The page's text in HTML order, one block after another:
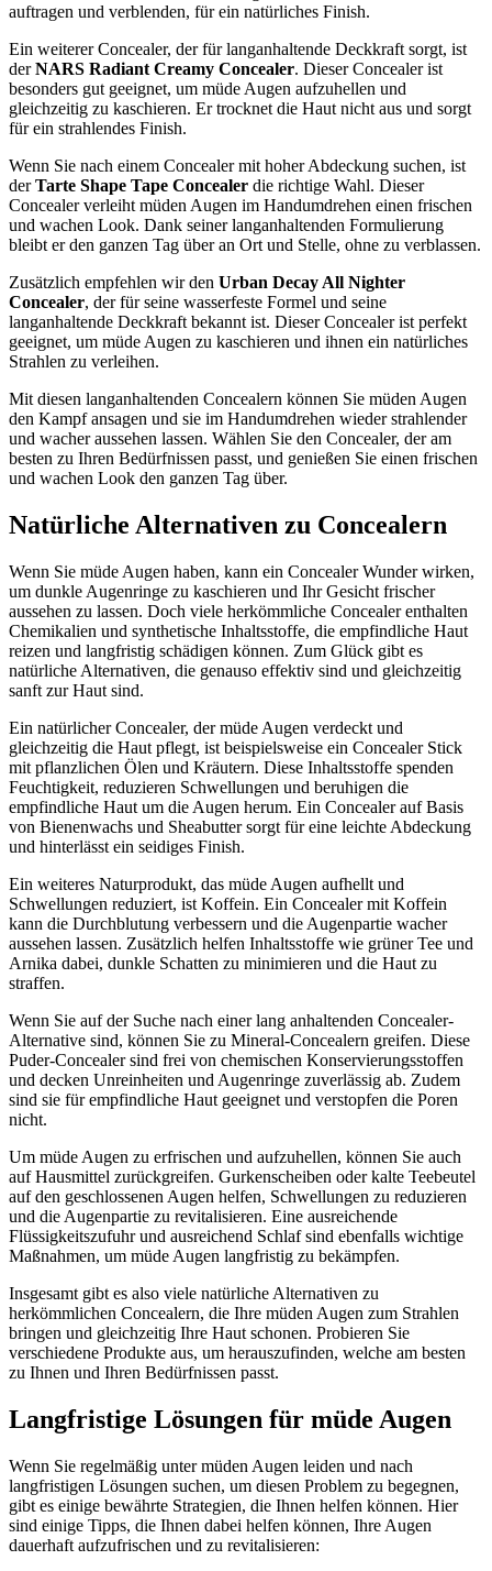
auftragen und verblenden, für ein natürliches Finish.
Ein weiterer Concealer, der für langanhaltende Deckkraft sorgt, ist
derNARS Radiant Creamy Concealer. Dieser Concealer ist
besonders gut geeignet, um müde Augen aufzuhellen und
gleichzeitig zu kaschieren. Er trocknet die Haut nicht aus und sorgt
für ein strahlendes Finish.
Wenn Sie nach einem Concealer mit hoher Abdeckung suchen, ist
derTarte Shape Tape Concealer die richtige Wahl. Dieser
Concealer verleiht müden Augen im Handumdrehen einen frischen
und wachen Look. Dank seiner langanhaltenden Formulierung
bleibt er den ganzen Tag über an Ort und Stelle, ohne zu verblassen.
Zusätzlich empfehlen wir den Urban Decay All Nighter
Concealer, der für seine wasserfeste Formel und seine
langanhaltende Deckkraft bekannt ist. Dieser Concealer ist perfekt
geeignet, um müde Augen zu kaschieren und ihnen ein natürliches
Strahlen zu verleihen.
Mit diesen langanhaltenden Concealern können Sie müden Augen
den Kampf ansagen und sie im Handumdrehen wieder strahlender
und wacher aussehen lassen. Wählen Sie den Concealer, der am
besten zu Ihren Bedürfnissen passt, und genießen Sie einen frischen
und wachen Look den ganzen Tag über.
Natürliche Alternativen zu Concealern
Wenn Sie müde Augen haben, kann ein Concealer Wunder wirken,
um dunkle Augenringe zu kaschieren und Ihr Gesicht frischer
aussehen zu lassen. Doch viele herkömmliche Concealer enthalten
Chemikalien und synthetische Inhaltsstoffe, die empfindliche Haut
reizen und langfristig schädigen können. Zum Glück gibt es
natürliche Alternativen, die genauso effektiv sind und gleichzeitig
sanft zur Haut sind.
Ein natürlicher Concealer, der müde Augen verdeckt und
gleichzeitig die Haut pflegt, ist beispielsweise ein Concealer Stick
mit pflanzlichen Ölen und Kräutern. Diese Inhaltsstoffe spenden
Feuchtigkeit, reduzieren Schwellungen und beruhigen die
empfindliche Haut um die Augen herum. Ein Concealer auf Basis
von Bienenwachs und Sheabutter sorgt für eine leichte Abdeckung
und hinterlässt ein seidiges Finish.
Ein weiteres Naturprodukt, das müde Augen aufhellt und
Schwellungen reduziert, ist Koffein. Ein Concealer mit Koffein
kann die Durchblutung verbessern und die Augenpartie wacher
aussehen lassen. Zusätzlich helfen Inhaltsstoffe wie grüner Tee und
Arnika dabei, dunkle Schatten zu minimieren und die Haut zu
straffen.
Wenn Sie auf der Suche nach einer lang anhaltenden Concealer-
Alternative sind, können Sie zu Mineral-Concealern greifen. Diese
Puder-Concealer sind frei von chemischen Konservierungsstoffen
und decken Unreinheiten und Augenringe zuverlässig ab. Zudem
sind sie für empfindliche Haut geeignet und verstopfen die Poren
nicht.
Um müde Augen zu erfrischen und aufzuhellen, können Sie auch
auf Hausmittel zurückgreifen. Gurkenscheiben oder kalte Teebeutel
auf den geschlossenen Augen helfen, Schwellungen zu reduzieren
und die Augenpartie zu revitalisieren. Eine ausreichende
Flüssigkeitszufuhr und ausreichend Schlaf sind ebenfalls wichtige
Maßnahmen, um müde Augen langfristig zu bekämpfen.
Insgesamt gibt es also viele natürliche Alternativen zu
herkömmlichen Concealern, die Ihre müden Augen zum Strahlen
bringen und gleichzeitig Ihre Haut schonen. Probieren Sie
verschiedene Produkte aus, um herauszufinden, welche am besten
zu Ihnen und Ihren Bedürfnissen passt.
Langfristige Lösungen für müde Augen
Wenn Sie regelmäßig unter müden Augen leiden und nach
langfristigen Lösungen suchen, um diesen Problem zu begegnen,
gibt es einige bewährte Strategien, die Ihnen helfen können. Hier
sind einige Tipps, die Ihnen dabei helfen können, Ihre Augen
dauerhaft aufzufrischen und zu revitalisieren: